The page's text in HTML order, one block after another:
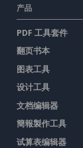
产品
PDF 工具套件
翻页书本
图表工具
设计工具
文档编辑器
簡報製作工具
试算表编辑器